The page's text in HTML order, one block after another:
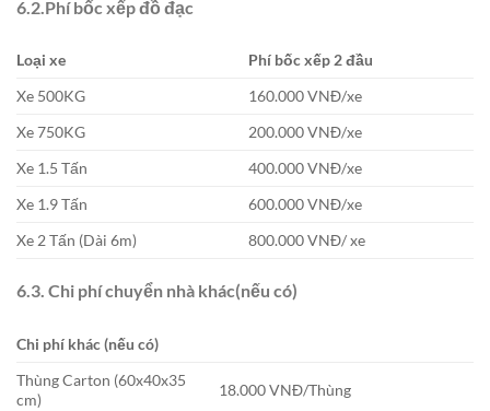
6.2.Phí bốc xếp đồ đạc
Loại xe
Phí bốc xếp 2 đầu
Xe 500KG
160.000 VNĐ/xe
Xe 750KG
200.000 VNĐ/xe
Xe 1.5 Tấn
400.000 VNĐ/xe
Xe 1.9 Tấn
600.000 VNĐ/xe
Xe 2 Tấn (Dài 6m)
800.000 VNĐ/ xe
6.3. Chi phí chuyển nhà khác(nếu có)
Chi phí khác (nếu có)
Thùng Carton (60x40x35
cm)
18.000 VNĐ/Thùng